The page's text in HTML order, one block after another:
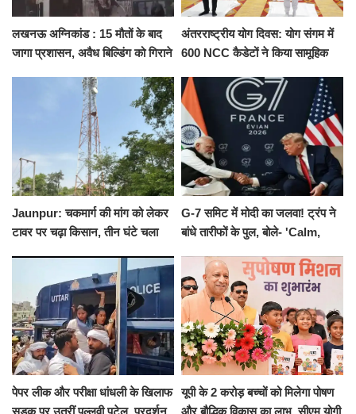
लखनऊ अग्निकांड : 15 मौतों के बाद
जागा प्रशासन, अवैध बिल्डिंग को गिराने
अंतरराष्ट्रीय योग दिवस: योग संगम में
600 NCC कैडेटों ने किया सामूहिक
संकल्प
Jaunpur: चकमार्ग की मांग को लेकर
टावर पर चढ़ा किसान, तीन घंटे चला
G-7 समिट में मोदी का जलवा! ट्रंप ने
बांधे तारीफों के पुल, बोले- 'Calm,
पेपर लीक और परीक्षा धांधली के खिलाफ
यूपी के 2 करोड़ बच्चों को मिलेगा पोषण